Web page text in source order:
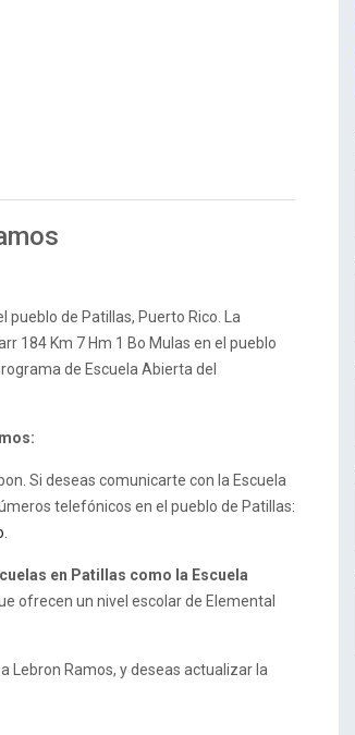
pueblo de Patillas, Puerto Rico. La
184 Km 7 Hm 1 Bo Mulas en el pueblo
de Escuela Abierta del
Si deseas comunicarte con la Escuela
telefónicos en el pueblo de Patillas:
en Patillas como la Escuela
ofrecen un nivel escolar de Elemental
Lebron Ramos, y deseas actualizar la